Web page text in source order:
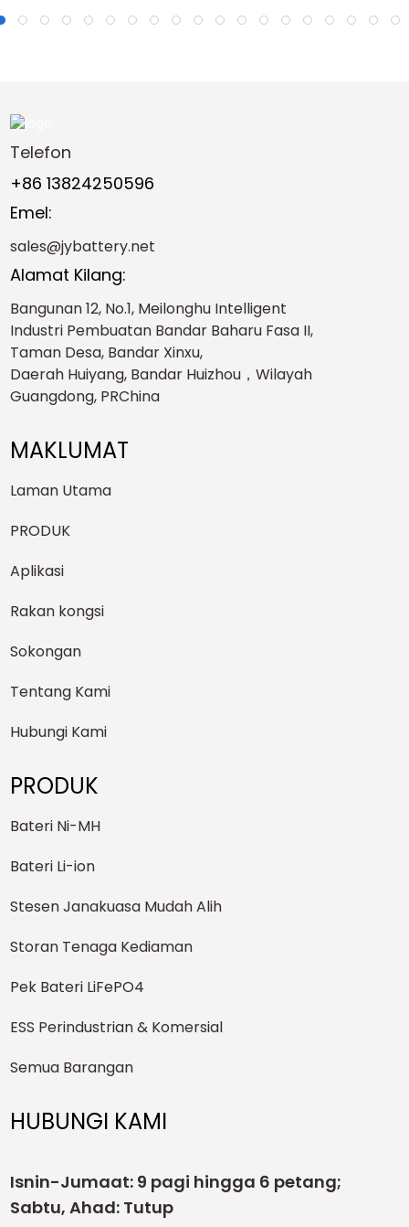
Telefon
+86 13824250596
Emel:
sales@jybattery.net
Alamat Kilang:
Bangunan 12, No.1, Meilonghu Intelligent
Industri Pembuatan Bandar Baharu Fasa II,
Taman Desa, Bandar Xinxu,
Daerah Huiyang, Bandar Huizhou，Wilayah
Guangdong, PRChina
MAKLUMAT
Laman Utama
PRODUK
Aplikasi
Rakan kongsi
Sokongan
Tentang Kami
Hubungi Kami
PRODUK
Bateri Ni-MH
Bateri Li-ion
Stesen Janakuasa Mudah Alih
Storan Tenaga Kediaman
Pek Bateri LiFePO4
ESS Perindustrian & Komersial
Semua Barangan
HUBUNGI KAMI
Isnin-Jumaat: 9 pagi hingga 6 petang;
Sabtu, Ahad: Tutup